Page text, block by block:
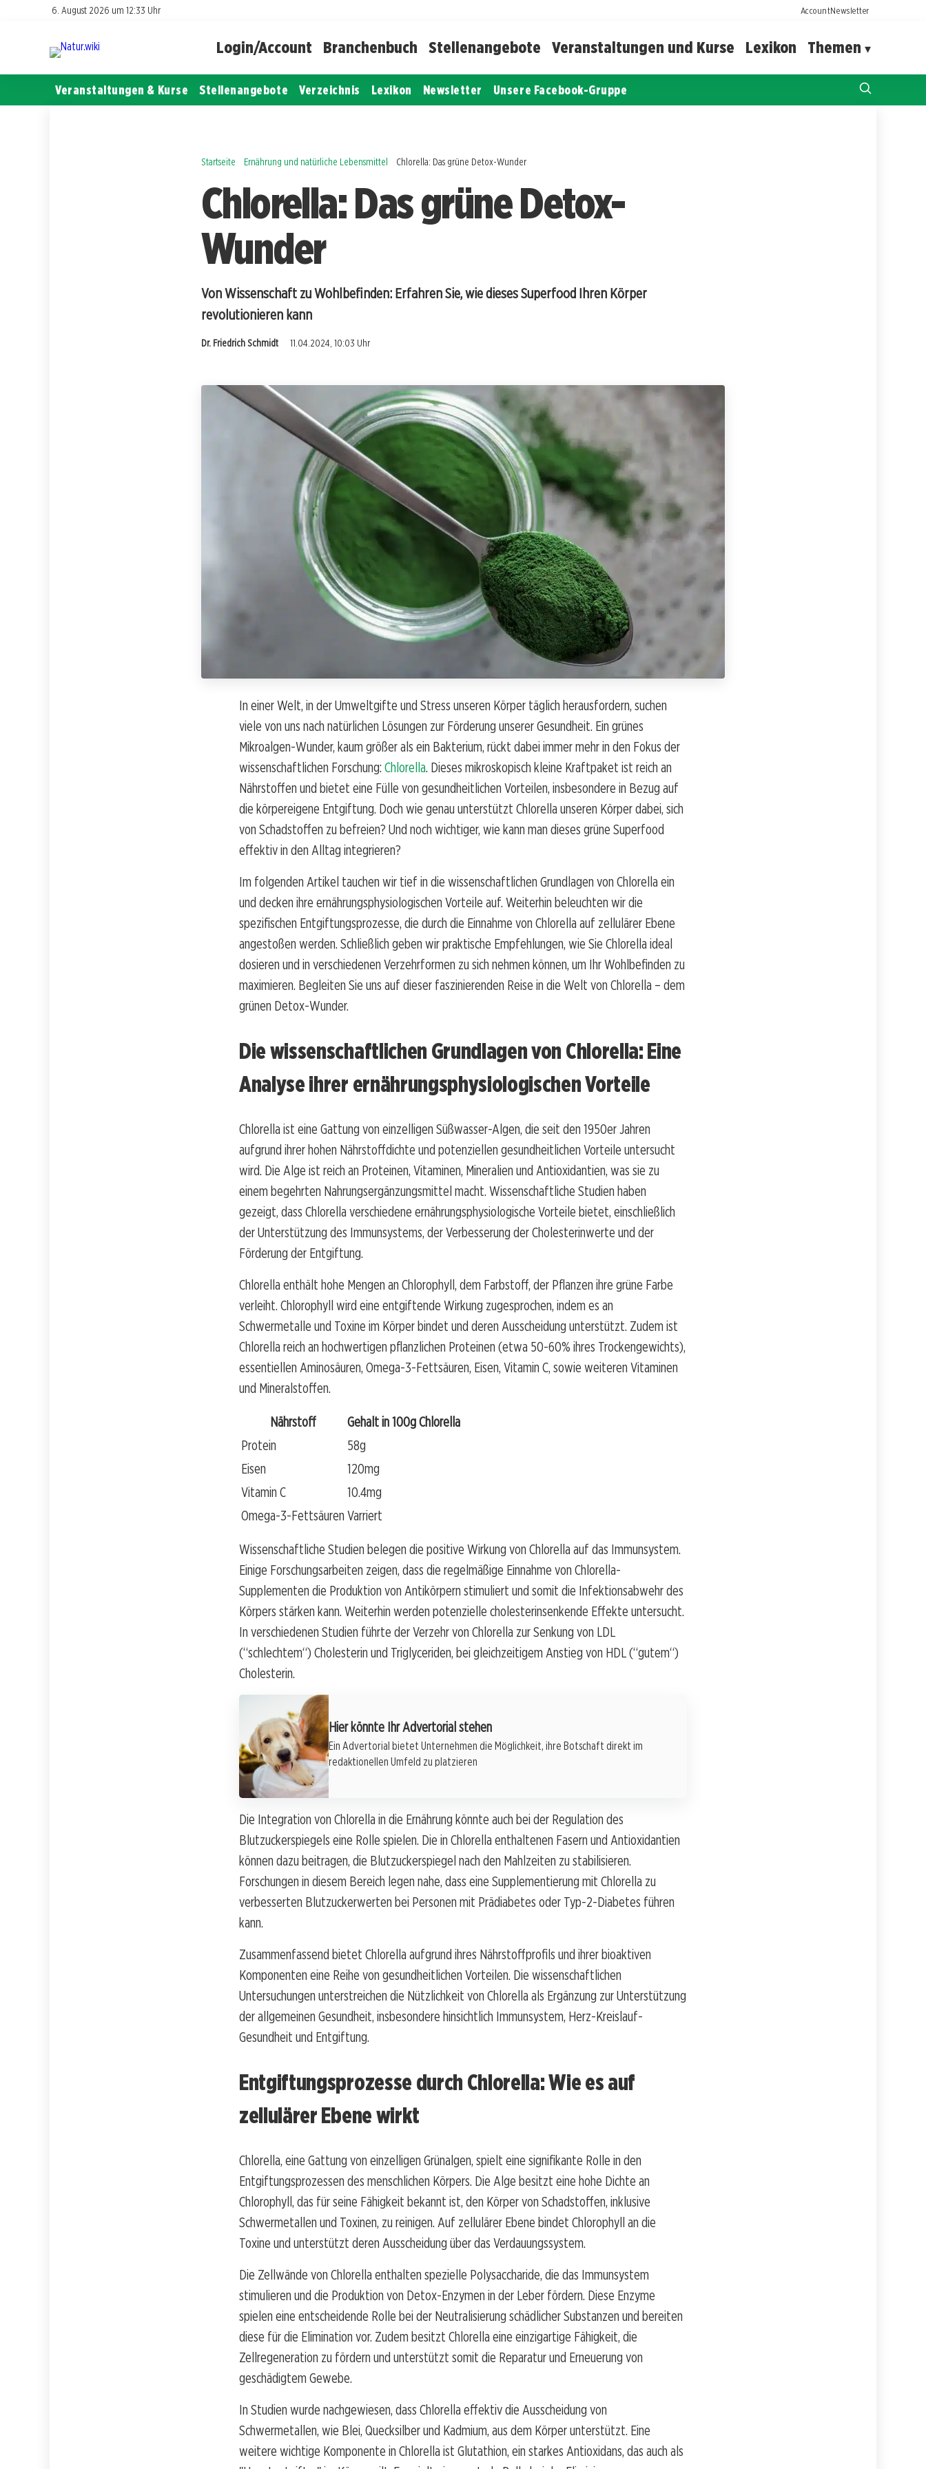
6. August 2026 um 12:33 Uhr AccountNewsletter
Login/Account Branchenbuch Stellenangebote Veranstaltungen und Kurse Lexikon Themen
Veranstaltungen & Kurse Stellenangebote Verzeichnis Lexikon Newsletter Unsere Facebook-Gruppe
Startseite Ernährung und natürliche Lebensmittel Chlorella: Das grüne Detox-Wunder
Chlorella: Das grüne Detox-
Wunder
Von Wissenschaft zu Wohlbefinden: Erfahren Sie, wie dieses Superfood Ihren Körper
revolutionieren kann
Dr. Friedrich Schmidt 11.04.2024, 10:03 Uhr
In einer Welt, in der Umweltgifte und Stress unseren Körper täglich herausfordern, suchen
viele von uns nach natürlichen Lösungen zur Förderung unserer Gesundheit. Ein grünes
Mikroalgen-Wunder, kaum größer als ein Bakterium, rückt dabei immer mehr in den Fokus der
wissenschaftlichen Forschung: Chlorella. Dieses mikroskopisch kleine Kraftpaket ist reich an
Nährstoffen und bietet eine Fülle von gesundheitlichen Vorteilen, insbesondere in Bezug auf
die körpereigene Entgiftung. Doch wie genau unterstützt Chlorella unseren Körper dabei, sich
von Schadstoffen zu befreien? Und noch wichtiger, wie kann man dieses grüne Superfood
effektiv in den Alltag integrieren?
Im folgenden Artikel tauchen wir tief in die wissenschaftlichen Grundlagen von Chlorella ein
und decken ihre ernährungsphysiologischen Vorteile auf. Weiterhin beleuchten wir die
spezifischen Entgiftungsprozesse, die durch die Einnahme von Chlorella auf zellulärer Ebene
angestoßen werden. Schließlich geben wir praktische Empfehlungen, wie Sie Chlorella ideal
dosieren und in verschiedenen Verzehrformen zu sich nehmen können, um Ihr Wohlbefinden zu
maximieren. Begleiten Sie uns auf dieser faszinierenden Reise in die Welt von Chlorella – dem
grünen Detox-Wunder.
Die wissenschaftlichen Grundlagen von Chlorella: Eine
Analyse ihrer ernährungsphysiologischen Vorteile
Chlorella ist eine Gattung von einzelligen Süßwasser-Algen, die seit den 1950er Jahren
aufgrund ihrer hohen Nährstoffdichte und potenziellen gesundheitlichen Vorteile untersucht
wird. Die Alge ist reich an Proteinen, Vitaminen, Mineralien und Antioxidantien, was sie zu
einem begehrten Nahrungsergänzungsmittel macht. Wissenschaftliche Studien haben
gezeigt, dass Chlorella verschiedene ernährungsphysiologische Vorteile bietet, einschließlich
der Unterstützung des Immunsystems, der Verbesserung der Cholesterinwerte und der
Förderung der Entgiftung.
Chlorella enthält hohe Mengen an Chlorophyll, dem Farbstoff, der Pflanzen ihre grüne Farbe
verleiht. Chlorophyll wird eine entgiftende Wirkung zugesprochen, indem es an
Schwermetalle und Toxine im Körper bindet und deren Ausscheidung unterstützt. Zudem ist
Chlorella reich an hochwertigen pflanzlichen Proteinen (etwa 50-60% ihres Trockengewichts),
essentiellen Aminosäuren, Omega-3-Fettsäuren, Eisen, Vitamin C, sowie weiteren Vitaminen
und Mineralstoffen.
Nährstoff
Gehalt in 100g Chlorella
Protein
58g
Eisen
120mg
Vitamin C
10.4mg
Omega-3-Fettsäuren Varriert
Wissenschaftliche Studien belegen die positive Wirkung von Chlorella auf das Immunsystem.
Einige Forschungsarbeiten zeigen, dass die regelmäßige Einnahme von Chlorella-
Supplementen die Produktion von Antikörpern stimuliert und somit die Infektionsabwehr des
Körpers stärken kann. Weiterhin werden potenzielle cholesterinsenkende Effekte untersucht.
In verschiedenen Studien führte der Verzehr von Chlorella zur Senkung von LDL
(“schlechtem“) Cholesterin und Triglyceriden, bei gleichzeitigem Anstieg von HDL (“gutem“)
Cholesterin.
Hier könnte Ihr Advertorial stehen
Ein Advertorial bietet Unternehmen die Möglichkeit, ihre Botschaft direkt im
redaktionellen Umfeld zu platzieren
Die Integration von Chlorella in die Ernährung könnte auch bei der Regulation des
Blutzuckerspiegels eine Rolle spielen. Die in Chlorella enthaltenen Fasern und Antioxidantien
können dazu beitragen, die Blutzuckerspiegel nach den Mahlzeiten zu stabilisieren.
Forschungen in diesem Bereich legen nahe, dass eine Supplementierung mit Chlorella zu
verbesserten Blutzuckerwerten bei Personen mit Prädiabetes oder Typ-2-Diabetes führen
kann.
Zusammenfassend bietet Chlorella aufgrund ihres Nährstoffprofils und ihrer bioaktiven
Komponenten eine Reihe von gesundheitlichen Vorteilen. Die wissenschaftlichen
Untersuchungen unterstreichen die Nützlichkeit von Chlorella als Ergänzung zur Unterstützung
der allgemeinen Gesundheit, insbesondere hinsichtlich Immunsystem, Herz-Kreislauf-
Gesundheit und Entgiftung.
Entgiftungsprozesse durch Chlorella: Wie es auf
zellulärer Ebene wirkt
Chlorella, eine Gattung von einzelligen Grünalgen, spielt eine signifikante Rolle in den
Entgiftungsprozessen des menschlichen Körpers. Die Alge besitzt eine hohe Dichte an
Chlorophyll, das für seine Fähigkeit bekannt ist, den Körper von Schadstoffen, inklusive
Schwermetallen und Toxinen, zu reinigen. Auf zellulärer Ebene bindet Chlorophyll an die
Toxine und unterstützt deren Ausscheidung über das Verdauungssystem.
Die Zellwände von Chlorella enthalten spezielle Polysaccharide, die das Immunsystem
stimulieren und die Produktion von Detox-Enzymen in der Leber fördern. Diese Enzyme
spielen eine entscheidende Rolle bei der Neutralisierung schädlicher Substanzen und bereiten
diese für die Elimination vor. Zudem besitzt Chlorella eine einzigartige Fähigkeit, die
Zellregeneration zu fördern und unterstützt somit die Reparatur und Erneuerung von
geschädigtem Gewebe.
In Studien wurde nachgewiesen, dass Chlorella effektiv die Ausscheidung von
Schwermetallen, wie Blei, Quecksilber und Kadmium, aus dem Körper unterstützt. Eine
weitere wichtige Komponente in Chlorella ist Glutathion, ein starkes Antioxidans, das auch als